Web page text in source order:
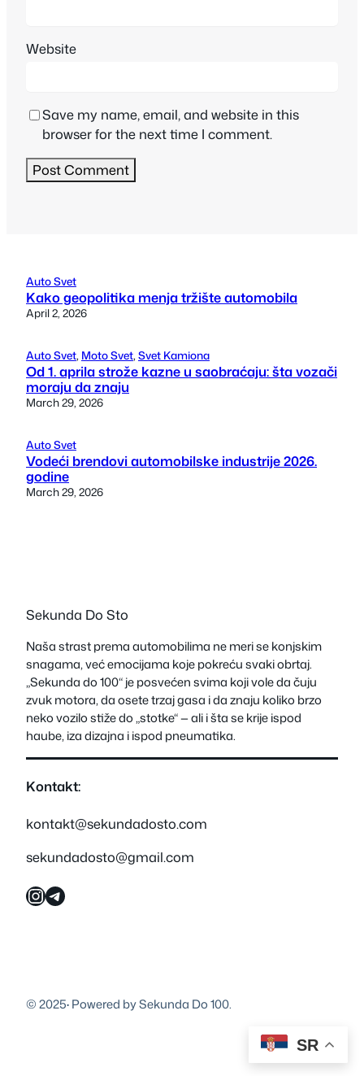
Website
Save my name, email, and website in this
browser for the next time I comment.
Auto Svet
Kako geopolitika menja tržište automobila
April 2, 2026
Auto Svet, Moto Svet, Svet Kamiona
Od 1. aprila strože kazne u saobraćaju: šta vozači
moraju da znaju
March 29, 2026
Auto Svet
Vodeći brendovi automobilske industrije 2026.
godine
March 29, 2026
Sekunda Do Sto
Naša strast prema automobilima ne meri se konjskim
snagama, već emocijama koje pokreću svaki obrtaj.
„Sekunda do 100“ je posvećen svima koji vole da čuju
zvuk motora, da osete trzaj gasa i da znaju koliko brzo
neko vozilo stiže do „stotke“ — ali i šta se krije ispod
haube, iza dizajna i ispod pneumatika.
Kontakt:
kontakt@sekundadosto.com
sekundadosto@gmail.com
InstagramTelegram
© 2025·Powered by Sekunda Do 100.
SR